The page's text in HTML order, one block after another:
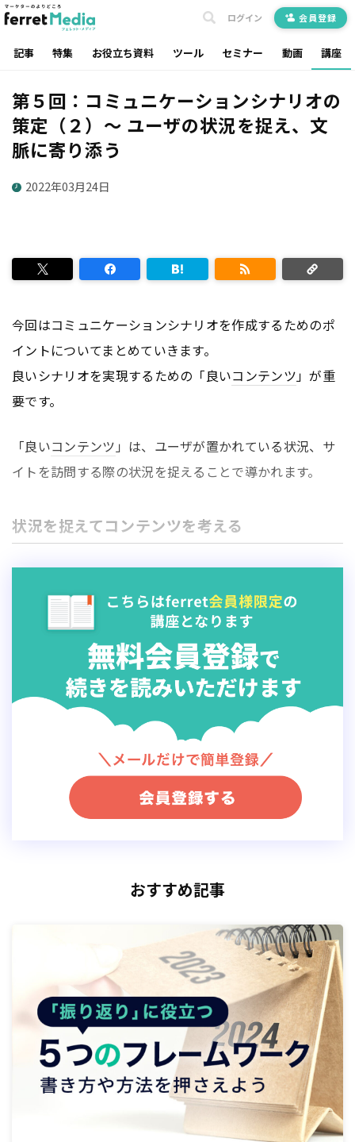
記事 特集 お役立ち資料 ツール セミナー 動画 講座
ログイン 会員登録
第５回：コミュニケーションシナリオの
策定（２）～ ユーザの状況を捉え、文
脈に寄り添う
2022年03月24日
今回はコミュニケーションシナリオを作成するためのポ
イントについてまとめていきます。
良いシナリオを実現するための「良いコンテンツ」が重
要です。
「良いコンテンツ 」は、ユーザが置かれている状況、サ
イトを訪問する際の状況を捉えることで導かれます。
状況を捉えてコンテンツを考える
作成について、あるカラーコンタクトレンズ
ECサイトの担当者が行った改善の事例をみてみましょ
が占めている状態でした。
おすすめ記事